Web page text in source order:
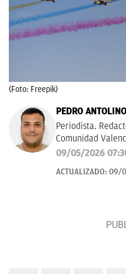
(Foto: Freepik)
PEDRO
Periodista.
Comunidad
SEO. En OKDIARIO
09/05/2026
ACTUALIZADO: 09/